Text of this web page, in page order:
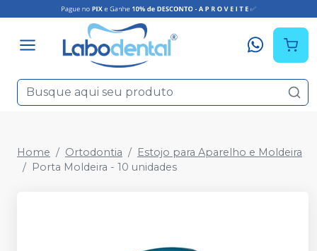
Home Ortodontia
Estojo para Aparelho e Moldeira
Porta Moldeira - 10 unidades